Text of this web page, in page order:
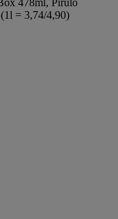
478ml, Pirulo
= 3,74/4,90)